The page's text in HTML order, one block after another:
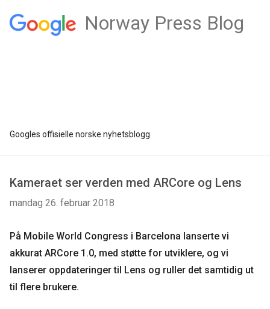
Norway Press Blog
Googles offisielle norske nyhetsblogg
Kameraet ser verden med ARCore og Lens
mandag 26. februar 2018
På Mobile World Congress i Barcelona lanserte vi
akkurat ARCore 1.0, med støtte for utviklere, og vi
lanserer oppdateringer til Lens og ruller det samtidig ut
til flere brukere.